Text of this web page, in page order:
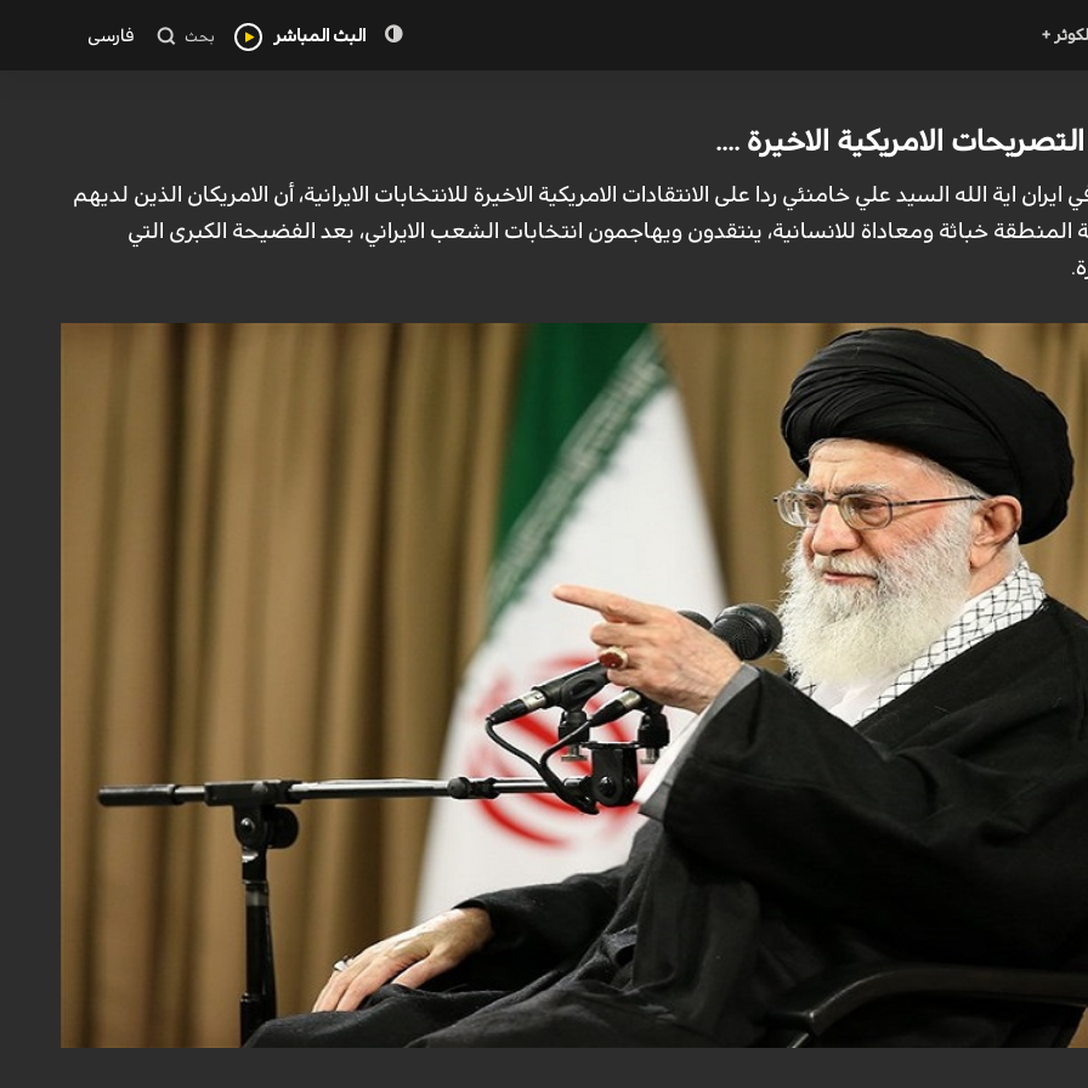
الكوثر + البث المباشر بحث فارسی
الامريكية الاخيرة ....
ايران اية الله السيد علي خامنئي ردا على الانتقادات الامريكية الاخيرة للانتخابات الايرانية، أن الامريكان الذين لديهم
خباثة ومعاداة للانسانية، ينتقدون ويهاجمون انتخابات الشعب الايراني، بعد الفضيحة الكبرى التي